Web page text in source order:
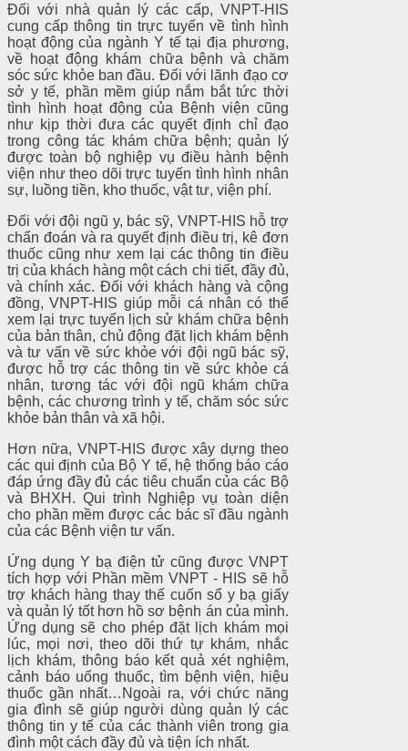
Đối với nhà quản lý các cấp, VNPT-HIS
cung cấp thông tin trực tuyến về tình hình
hoạt động của ngành Y tế tại địa phương,
về hoạt động khám chữa bệnh và chăm
sóc sức khỏe ban đầu. Đối với lãnh đạo cơ
sở y tế, phần mềm giúp nắm bắt tức thời
tình hình hoạt động của Bệnh viện cũng
như kịp thời đưa các quyết định chỉ đạo
trong công tác khám chữa bệnh; quản lý
được toàn bộ nghiệp vụ điều hành bệnh
viện như theo dõi trực tuyến tình hình nhân
sự, luồng tiền, kho thuốc, vật tư, viện phí.
Đối với đội ngũ y, bác sỹ, VNPT-HIS hỗ trợ
chẩn đoán và ra quyết định điều trị, kê đơn
thuốc cũng như xem lại các thông tin điều
trị của khách hàng một cách chi tiết, đầy đủ,
và chính xác. Đối với khách hàng và cộng
đồng, VNPT-HIS giúp mỗi cá nhân có thể
xem lại trực tuyến lịch sử khám chữa bệnh
của bản thân, chủ động đặt lịch khám bệnh
và tư vấn về sức khỏe với đội ngũ bác sỹ,
được hỗ trợ các thông tin về sức khỏe cá
nhân, tương tác với đội ngũ khám chữa
bệnh, các chương trình y tế, chăm sóc sức
khỏe bản thân và xã hội.
Hơn nữa, VNPT-HIS được xây dựng theo
các qui định của Bộ Y tế, hệ thống báo cáo
đáp ứng đầy đủ các tiêu chuẩn của các Bộ
và BHXH. Qui trình Nghiệp vụ toàn diện
cho phần mềm được các bác sĩ đầu ngành
của các Bệnh viện tư vấn.
Ứng dụng Y bạ điện tử cũng được VNPT
tích hợp với Phần mềm VNPT - HIS sẽ hỗ
trợ khách hàng thay thế cuốn sổ y bạ giấy
và quản lý tốt hơn hồ sơ bệnh án của mình.
Ứng dụng sẽ cho phép đặt lịch khám mọi
lúc, mọi nơi, theo dõi thứ tự khám, nhắc
lịch khám, thông báo kết quả xét nghiệm,
cảnh báo uống thuốc, tìm bệnh viện, hiệu
thuốc gần nhất…Ngoài ra, với chức năng
gia đình sẽ giúp người dùng quản lý các
thông tin y tế của các thành viên trong gia
đình một cách đầy đủ và tiện ích nhất.